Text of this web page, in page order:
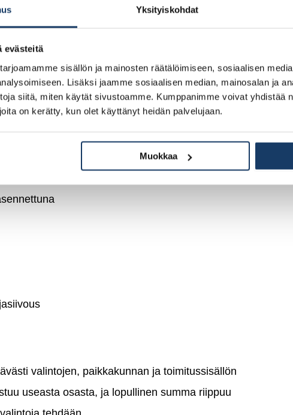
Yksityiskohdat
evästeitä
sisällön ja mainosten räätälöimiseen, sosiaalisen
Lisäksi jaamme sosiaalisen median, mainosalan ja
siitä, miten käytät sivustoamme. Kumppanimme voivat yhdistää
on kerätty, kun olet käyttänyt heidän palvelujaan.
Muokkaa
pakettiin voidaan sisällyttää myös
palvelut. Tällöin asiakkaan vastuulle jäävät
vakuutukset ja verot.
jolloin kastumisriskiä ei ole. Tämä on
samaan aikaan, kun perustuksia
muuttoon kestää tyypillisesti 8–12 kuukautta
riippuen.
valintojen, paikkakunnan ja toimitussisällön
useasta osasta, ja lopullinen summa riippuu